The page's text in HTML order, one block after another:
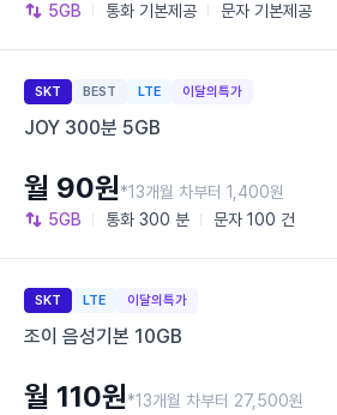
5GB 통화 기본제공 문자 기본제공
SKT BEST LTE 이달의특가
JOY 300분 5GB
5GB 통화 300 분 문자 100 건
월 90원*13개월 차부터 1,400원
SKT LTE 이달의특가
조이 음성기본 10GB
월 110원*13개월 차부터 27,500원